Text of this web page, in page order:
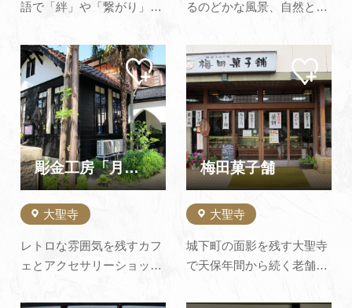
語で「絆」や「繋がり」を
多くのお客様に北陸の誇る
食材の生産者様を知って頂
き、繋がりを料理やお菓子
に変えて人生の体験として
伝えたいと思っておりま
す。
るのどかな風景、自然と一
す。 食材は地元加賀を中心
に、有機無農薬野菜は自家
栽培、魚介類は加賀橋立港
を中心に仕入れておりま
す。 パスタはもちろん、白
山小麦の自家製パンや能美
産イタリア米のリゾットも
美味…
彫金工房「月」・カフェサロン｢銀」
大聖寺
レトロな雰囲気を残すカフ
ェとアクセサリーショッ
お店です。建物は昭和初期
マイ
ペー
ジに
追加
梅田菓子舗
大聖寺
城下町の面影を残す大聖寺
で天保年間から続く老舗の
商店街の中にあるこの店の
マイ
ペー
ジに
追加